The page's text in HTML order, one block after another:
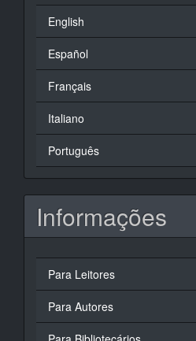
English
Español
Français
Italiano
Português
Informações
Para Leitores
Para Autores